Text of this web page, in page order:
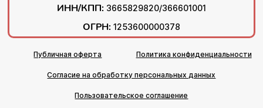
ИНН/КПП: 3665829820/366601001
ОГРН: 1253600000378
Публичная оферта Политика конфиденциальности
Согласие на обработку персональных данных
Пользовательское соглашение